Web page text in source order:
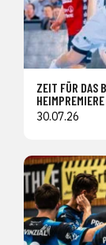
ZEIT FÜR DAS
30.07.26